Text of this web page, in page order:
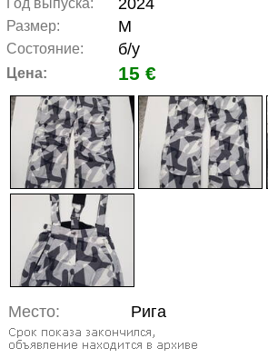
Год выпуска: 2024
Размер: M
Состояние: б/у
Цена: 15 €
Место: Рига